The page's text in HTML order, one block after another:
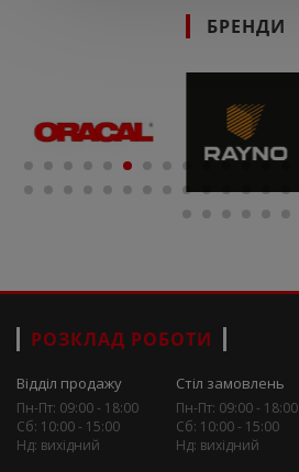
БРЕНДИ
РОЗКЛАД РОБОТИ
Відділ продажу
Пн-Пт: 09:00 - 18:00
Сб: 10:00 - 15:00
Нд: вихідний
Стіл замовлень
Пн-Пт: 09:00 - 18:00
Сб: 10:00 - 15:00
Нд: вихідний